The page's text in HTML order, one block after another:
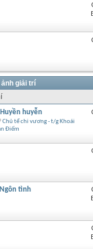
giải trí
huyễn
Chủ tể chi vương - t/g Khoái
Điếm
tình